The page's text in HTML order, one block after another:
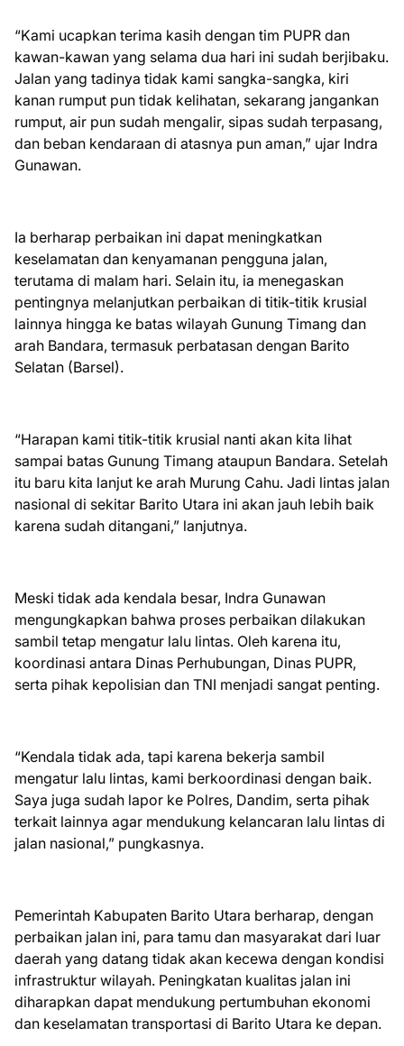
“Kami ucapkan terima kasih dengan tim PUPR dan
kawan-kawan yang selama dua hari ini sudah berjibaku.
Jalan yang tadinya tidak kami sangka-sangka, kiri
kanan rumput pun tidak kelihatan, sekarang jangankan
rumput, air pun sudah mengalir, sipas sudah terpasang,
dan beban kendaraan di atasnya pun aman,” ujar Indra
Gunawan.
Ia berharap perbaikan ini dapat meningkatkan
keselamatan dan kenyamanan pengguna jalan,
terutama di malam hari. Selain itu, ia menegaskan
pentingnya melanjutkan perbaikan di titik-titik krusial
lainnya hingga ke batas wilayah Gunung Timang dan
arah Bandara, termasuk perbatasan dengan Barito
Selatan (Barsel).
“Harapan kami titik-titik krusial nanti akan kita lihat
sampai batas Gunung Timang ataupun Bandara. Setelah
itu baru kita lanjut ke arah Murung Cahu. Jadi lintas jalan
nasional di sekitar Barito Utara ini akan jauh lebih baik
karena sudah ditangani,” lanjutnya.
Meski tidak ada kendala besar, Indra Gunawan
mengungkapkan bahwa proses perbaikan dilakukan
sambil tetap mengatur lalu lintas. Oleh karena itu,
koordinasi antara Dinas Perhubungan, Dinas PUPR,
serta pihak kepolisian dan TNI menjadi sangat penting.
“Kendala tidak ada, tapi karena bekerja sambil
mengatur lalu lintas, kami berkoordinasi dengan baik.
Saya juga sudah lapor ke Polres, Dandim, serta pihak
terkait lainnya agar mendukung kelancaran lalu lintas di
jalan nasional,” pungkasnya.
Pemerintah Kabupaten Barito Utara berharap, dengan
perbaikan jalan ini, para tamu dan masyarakat dari luar
daerah yang datang tidak akan kecewa dengan kondisi
infrastruktur wilayah. Peningkatan kualitas jalan ini
diharapkan dapat mendukung pertumbuhan ekonomi
dan keselamatan transportasi di Barito Utara ke depan.